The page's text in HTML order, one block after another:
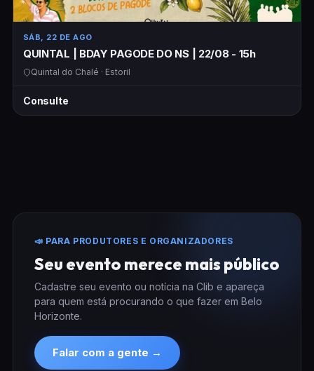
SÁB, 22 DE AGO
QUINTAL | BDAY PAGODE DO NS | 22/08 - 15h
Quintal do Chalé · Estoril
Consulte
📣 PARA PRODUTORES E ORGANIZADORES
Seu evento merece mais público
Cadastre seu evento ou notícia na Clib e apareça
para quem está procurando o que fazer em Belo
Horizonte.
Falar com a gente →